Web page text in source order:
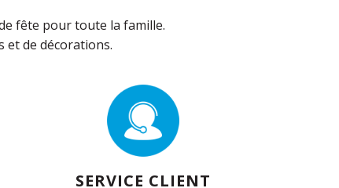
fête pour toute la famille.
et de décorations.
SERVICE CLIENT